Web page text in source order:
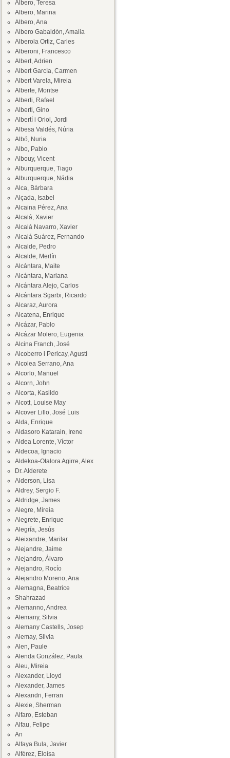
Albero, Teresa
Albero, Marina
Albero, Ana
Albero Gabaldón, Amalia
Alberola Ortiz, Carles
Alberoni, Francesco
Albert, Adrien
Albert García, Carmen
Albert Varela, Mireia
Alberte, Montse
Alberti, Rafael
Alberti, Gino
Albertí i Oriol, Jordi
Albesa Valdés, Núria
Albó, Nuria
Albo, Pablo
Albouy, Vicent
Alburquerque, Tiago
Alburquerque, Nádia
Alca, Bárbara
Alçada, Isabel
Alcaina Pérez, Ana
Alcalá, Xavier
Alcalá Navarro, Xavier
Alcalá Suárez, Fernando
Alcalde, Pedro
Alcalde, Merlín
Alcántara, Maite
Alcántara, Mariana
Alcántara Alejo, Carlos
Alcántara Sgarbi, Ricardo
Alcaraz, Aurora
Alcatena, Enrique
Alcázar, Pablo
Alcázar Molero, Eugenia
Alcina Franch, José
Alcoberro i Pericay, Agustí
Alcolea Serrano, Ana
Alcorlo, Manuel
Alcorn, John
Alcorta, Kasildo
Alcott, Louise May
Alcover Lillo, José Luis
Alda, Enrique
Aldasoro Katarain, Irene
Aldea Lorente, Víctor
Aldecoa, Ignacio
Aldekoa-Otalora Agirre, Alex
Dr. Alderete
Alderson, Lisa
Aldrey, Sergio F.
Aldridge, James
Alegre, Mireia
Alegrete, Enrique
Alegría, Jesús
Aleixandre, Marilar
Alejandre, Jaime
Alejandro, Álvaro
Alejandro, Rocío
Alejandro Moreno, Ana
Alemagna, Beatrice
Shahrazad
Alemanno, Andrea
Alemany, Silvia
Alemany Castells, Josep
Alemay, Silvia
Alen, Paule
Alenda González, Paula
Aleu, Mireia
Alexander, Lloyd
Alexander, James
Alexandri, Ferran
Alexie, Sherman
Alfaro, Esteban
Alfau, Felipe
An
Alfaya Bula, Javier
Alférez, Eloísa